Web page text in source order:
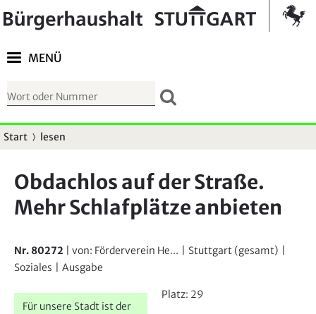
Springe zur Navigation
Kontrast umschalten
MENÜ
S
u
c
f
o
r
u
l
a
S
Start lesen
Obdachlos auf der Straße.
Mehr Schlafplätze anbieten
Nr. 80272 | von: Förderverein He... Stuttgart (gesamt)
Soziales
Ausgabe
Für unsere Stadt ist der
Platz: 29